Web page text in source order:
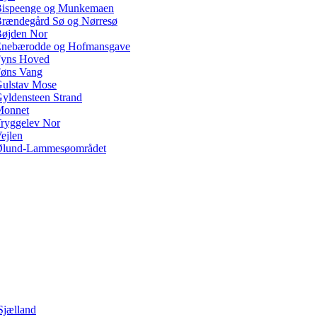
og Munkemaen
Sø og Nørresø
Nor
og Hofmansgave
Hoved
Vang
Mose
Strand
Nor
Lammesøområdet